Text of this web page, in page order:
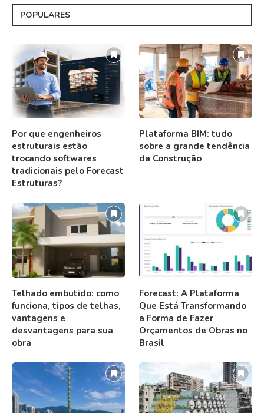
POPULARES
Por que engenheiros
estruturais estão
trocando softwares
tradicionais pelo Forecast
Estruturas?
Plataforma BIM: tudo
sobre a grande tendência
da Construção
Telhado embutido: como
funciona, tipos de telhas,
vantagens e
desvantagens para sua
obra
Forecast: A Plataforma
Que Está Transformando
a Forma de Fazer
Orçamentos de Obras no
Brasil